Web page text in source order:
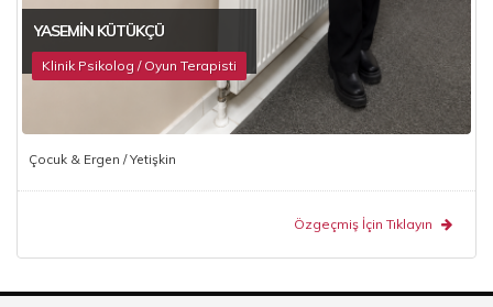
YASEMIN KÜTÜKÇÜ
Klinik Psikolog / Oyun Terapisti
Çocuk & Ergen / Yetişkin
Özgeçmiş İçin Tıklayın